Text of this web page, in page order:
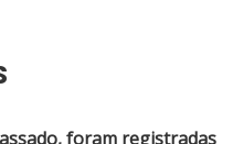
foram registradas